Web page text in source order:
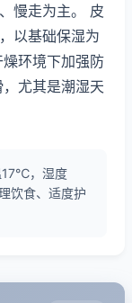
慢走为主。 皮
以基础保湿为
环境下加强防
尤其是潮湿天
17℃，湿度
饮食、适度护